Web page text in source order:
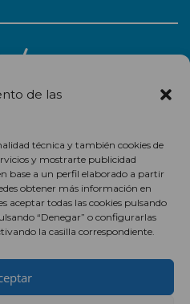
de las
técnica y también cookies de
y mostrarte publicidad
base a un perfil elaborado a partir
obtener más información en
aceptar todas las cookies pulsando
“Denegar” o configurarlas
la casilla correspondiente.